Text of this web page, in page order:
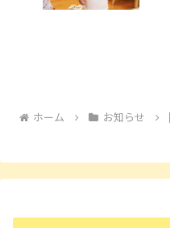
ホーム お知らせ